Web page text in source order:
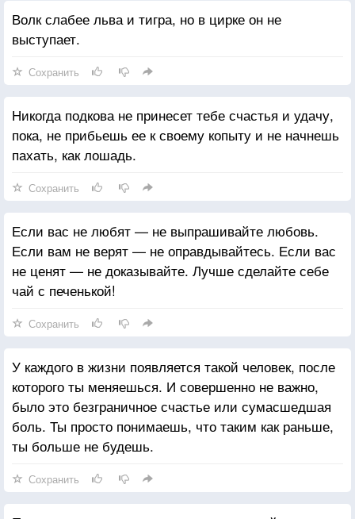
Волк слабее льва и тигра, но в цирке он не
выступает.
Сохранить
Никогда подкова не принесет тебе счастья и удачу,
пока, не прибьешь ее к своему копыту и не начнешь
пахать, как лошадь.
Сохранить
Если вас не любят — не выпрашивайте любовь.
Если вам не верят — не оправдывайтесь. Если вас
не ценят — не доказывайте. Лучше сделайте себе
чай с печенькой!
Сохранить
У каждого в жизни появляется такой человек, после
которого ты меняешься. И совершенно не важно,
было это безграничное счастье или сумасшедшая
боль. Ты просто понимаешь, что таким как раньше,
ты больше не будешь.
Сохранить